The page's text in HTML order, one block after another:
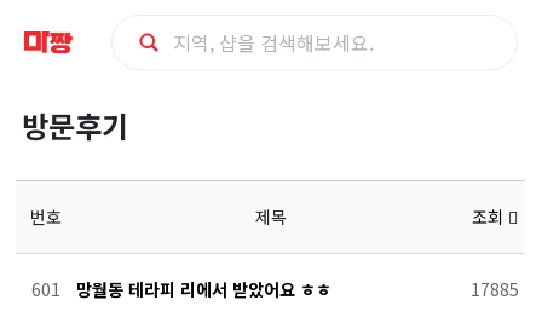
방
문
후
기
방문후기
번호 제목 조회
601 망월동 테라피 리에서 받았어요 ㅎㅎ 17885